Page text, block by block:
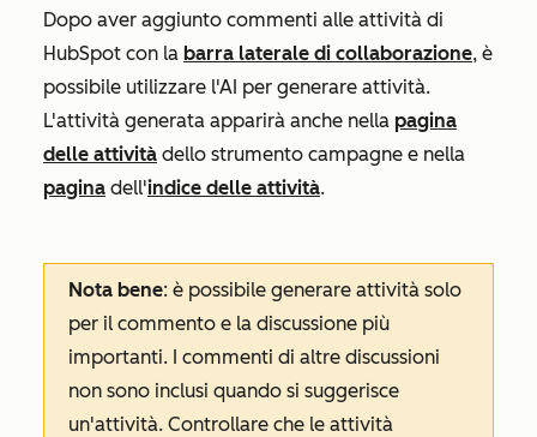
Dopo aver aggiunto commenti alle attività di
HubSpot con la barra laterale di collaborazione, è
possibile utilizzare l'AI per generare attività.
L'attività generata apparirà anche nella pagina
delle attività dello strumento campagne e nella
pagina dell'indice delle attività.
Nota bene: è possibile generare attività solo
per il commento e la discussione più
importanti. I commenti di altre discussioni
non sono inclusi quando si suggerisce
un'attività. Controllare che le attività